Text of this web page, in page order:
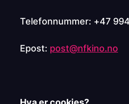
Telefonnummer: +47
Epost: post@nfkino.no